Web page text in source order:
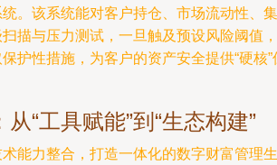
。该系统能对客户持仓、市场流动性、集
描与压力测试，一旦触及预设风险阈值，
护性措施，为客户的资产安全提供“硬核”
“工具赋能”到“生态构建”
能力整合，打造一体化的数字财富管理生